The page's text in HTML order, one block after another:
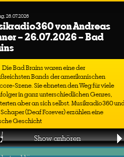
26.07.2026
von Andreas
– 26.07.2026 – Bad
Die Bad Brains waren eine der
Bands der amerikanischen
Szene. Sie ebneten den Weg für viele
in ganz unterschiedlichen Genres,
aber an sich selbst. Musikradio360
(Deaf Forever) erzählen eine
Geschicht
Show anhören